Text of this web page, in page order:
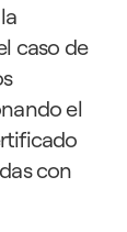
caso de
el
con